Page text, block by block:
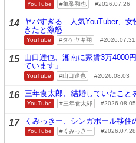
YouTube 亀梨和也 2026.07.26
14 ヤバすぎる…人気YouTuber、女
きたと激怒
YouTube タケヤキ翔 2026.07.31
15 山口達也、湘南に家賃3万4000
ています」
YouTube 山口達也 2026.08.03
16 三年食太郎、結婚していたこと
YouTube 三年食太郎 2026.08.05
17 くみっきー、シンガポール移住
YouTube くみっきー 2026.07.28